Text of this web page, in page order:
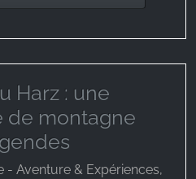
Harz : une
de montagne
- Aventure & Expériences,
et marketing